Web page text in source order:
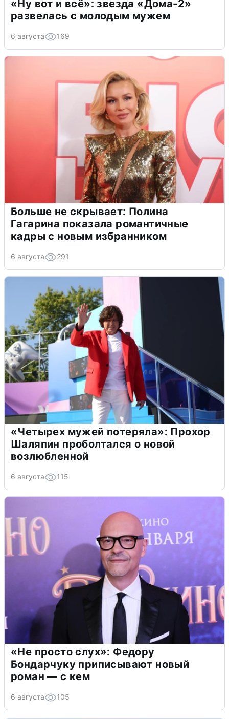
«Ну вот и всё»: звезда «Дома-2»
развелась с молодым мужем
6 августа 169
Больше не скрывает: Полина
Гагарина показала романтичные
кадры с новым избранником
6 августа 291
«Четырех мужей потеряла»: Прохор
Шаляпин проболтался о новой
возлюбленной
6 августа 115
«Не просто слух»: Федору
Бондарчуку приписывают новый
роман — с кем
6 августа 105